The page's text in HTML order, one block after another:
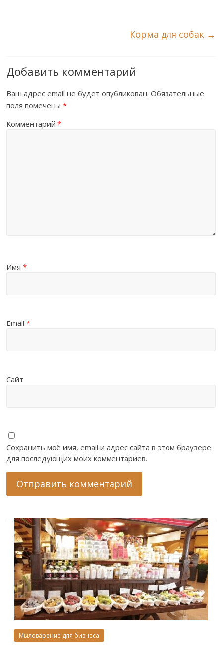
Корма для собак →
Добавить комментарий
Ваш адрес email не будет опубликован. Обязательные
поля помечены*
Комментарий*
Имя*
Email*
Сайт
Сохранить моё имя, email и адрес сайта в этом браузере
для последующих моих комментариев.
Мыловарение для бизнеса